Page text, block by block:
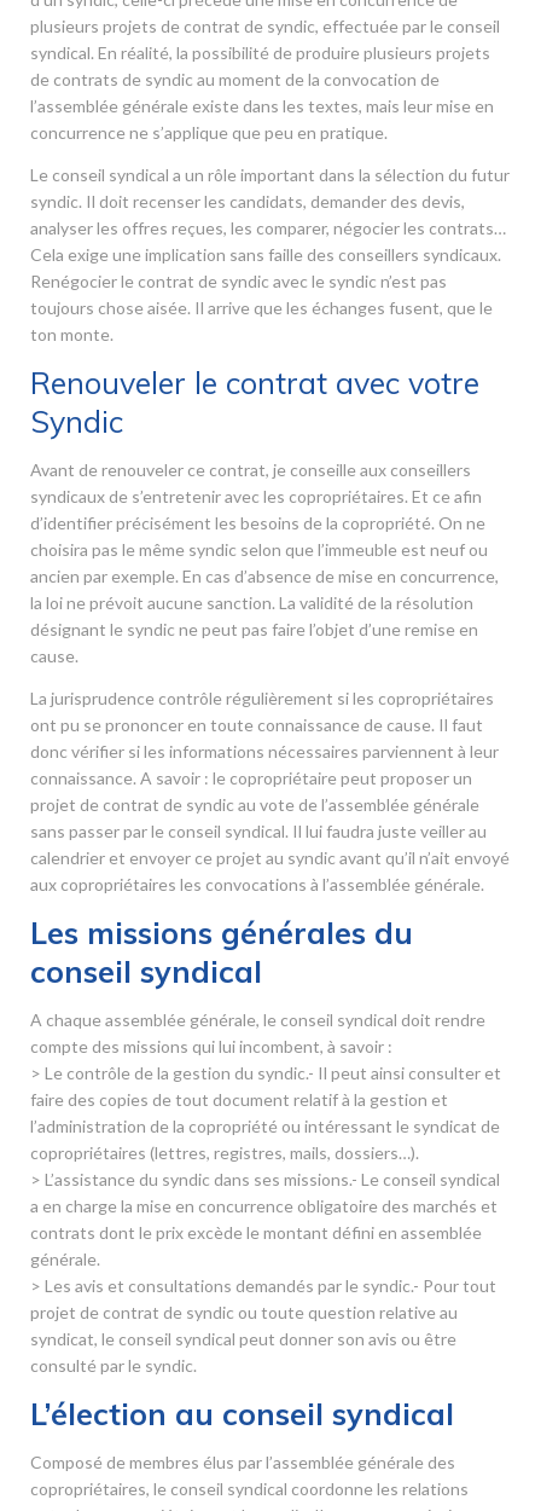
plusieurs projets de contrat de syndic, effectuée par le conseil
syndical. En réalité, la possibilité de produire plusieurs projets
de contrats de syndic au moment de la convocation de
l’assemblée générale existe dans les textes, mais leur mise en
concurrence ne s’applique que peu en pratique.
Le conseil syndical a un rôle important dans la sélection du futur
syndic. Il doit recenser les candidats, demander des devis,
analyser les offres reçues, les comparer, négocier les contrats…
Cela exige une implication sans faille des conseillers syndicaux.
Renégocier le contrat de syndic avec le syndic n’est pas
toujours chose aisée. Il arrive que les échanges fusent, que le
ton monte.
Renouveler le contrat avec votre
Syndic
Avant de renouveler ce contrat, je conseille aux conseillers
syndicaux de s’entretenir avec les copropriétaires. Et ce afin
d’identifier précisément les besoins de la copropriété. On ne
choisira pas le même syndic selon que l’immeuble est neuf ou
ancien par exemple. En cas d’absence de mise en concurrence,
la loi ne prévoit aucune sanction. La validité de la résolution
désignant le syndic ne peut pas faire l’objet d’une remise en
cause.
La jurisprudence contrôle régulièrement si les copropriétaires
ont pu se prononcer en toute connaissance de cause. Il faut
donc vérifier si les informations nécessaires parviennent à leur
connaissance. A savoir : le copropriétaire peut proposer un
projet de contrat de syndic au vote de l’assemblée générale
sans passer par le conseil syndical. Il lui faudra juste veiller au
calendrier et envoyer ce projet au syndic avant qu’il n’ait envoyé
aux copropriétaires les convocations à l’assemblée générale.
Les missions générales du
conseil syndical
A chaque assemblée générale, le conseil syndical doit rendre
compte des missions qui lui incombent, à savoir :
> Le contrôle de la gestion du syndic.- Il peut ainsi consulter et
faire des copies de tout document relatif à la gestion et
l’administration de la copropriété ou intéressant le syndicat de
copropriétaires (lettres, registres, mails, dossiers…).
> L’assistance du syndic dans ses missions.- Le conseil syndical
a en charge la mise en concurrence obligatoire des marchés et
contrats dont le prix excède le montant défini en assemblée
générale.
> Les avis et consultations demandés par le syndic.- Pour tout
projet de contrat de syndic ou toute question relative au
syndicat, le conseil syndical peut donner son avis ou être
consulté par le syndic.
L’élection au conseil syndical
Composé de membres élus par l’assemblée générale des
copropriétaires, le conseil syndical coordonne les relations